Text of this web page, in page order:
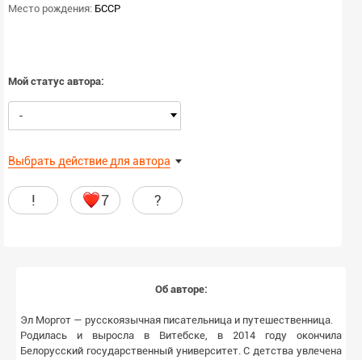
Место рождения: БССР
Мой статус автора:
-
Выбрать действие для автора
! 7 ?
Об авторе:
Эл Моргот — русскоязычная писательница и путешественница.
Родилась и выросла в Витебске, в 2014 году окончила
Белорусский государственный университет. С детства увлечена